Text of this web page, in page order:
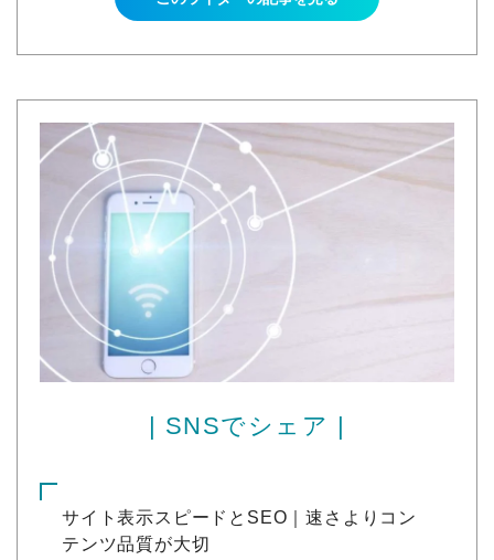
| SNSでシェア |
サイト表示スピードとSEO｜速さよりコン
テンツ品質が大切